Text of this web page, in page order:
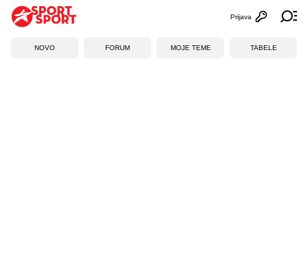
Otvori
Prijava
NOVO FORUM MOJE TEME TABELE